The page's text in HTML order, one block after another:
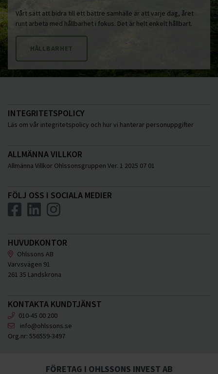
Vårt sätt att bidra till ett bättre samhälle är att varje dag, året
runt arbeta med hållbarhet i fokus. Det är helt enkelt hållbart.
HÅLLBARHET
INTEGRITETSPOLICY
Läs om vår integritetspolicy och hur vi hanterar personuppgifter
ALLMÄNNA VILLKOR
Allmänna Villkor Ohlssonsgruppen Ver. 1 2025 07 01
FÖLJ OSS I SOCIALA MEDIER
HUVUDKONTOR
Ohlssons AB
Varvsvägen 91
261 35 Landskrona
KONTAKTA KUNDTJÄNST
010-45 00 200
info@ohlssons.se
Org.nr: 556559-3497
FÖRETAG I OHLSSONS INVEST AB